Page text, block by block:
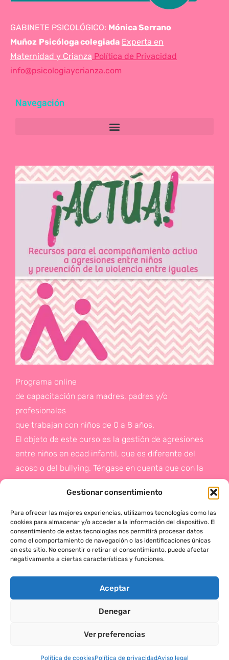
Gestionar consentimiento
Para ofrecer las mejores experiencias, utilizamos tecnologías como las
cookies para almacenar y/o acceder a la información del dispositivo. El
consentimiento de estas tecnologías nos permitirá procesar datos
como el comportamiento de navegación o las identificaciones únicas
en este sitio. No consentir o retirar el consentimiento, puede afectar
negativamente a ciertas características y funciones.
Aceptar
Denegar
Ver preferencias
Política de cookiesPolítica de privacidadAviso legal
GABINETE PSICOLÓGICO: Mónica Serrano
Muñoz Psicóloga colegiada Experta en
Maternidad y Crianza Política de Privacidad
info@psicologiaycrianza.com
Navegación
Programa online
de capacitación para madres, padres y/o
profesionales
que trabajan con niños de 0 a 8 años.
El objeto de este curso es la gestión de agresiones
entre niños en edad infantil, que es diferente del
acoso o del bullying. Téngase en cuenta que con la
de la prevención a un problema que suele aparecer
en etapas posteriores como es el acoso.
Si deseas más información,
haz click en este enlace:
MÓNICA SERRANO © 2025 TODOS LOS DERECHOS RESERVADOS